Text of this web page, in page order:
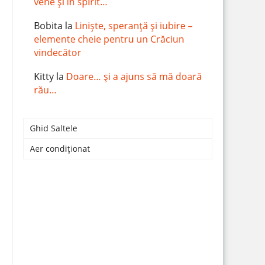
Bobita la Liniște, speranță și iubire –
elemente cheie pentru un Crăciun
vindecător
Kitty la Doare… și a ajuns să mă doară
rău…
Ghid Saltele
Aer condiționat